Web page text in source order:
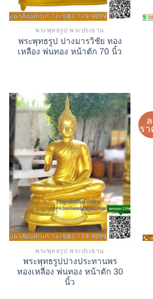
พระพุทธรูป พระประธาน
พระพุทธรูป ปางมารวิชัย ทอง
เหลือง พ่นทอง หน้าตัก 70 นิ้ว
พระพุทธรูป พระประธาน
พระพุทธรูปปางประทานพร
ทองเหลือง พ่นทอง หน้าตัก 30
นิ้ว
รา